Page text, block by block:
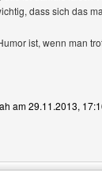
dass sich das
ist, wenn man
am 29.11.2013,
besuchen: